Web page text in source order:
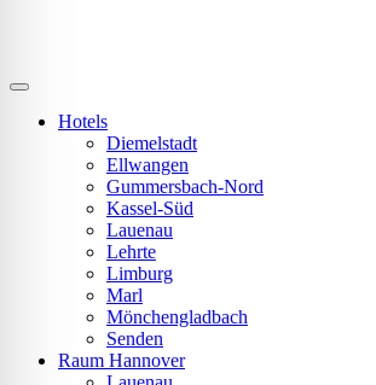
Hotels
Diemelstadt
Ellwangen
Gummersbach-Nord
Kassel-Süd
Lauenau
Lehrte
Limburg
Marl
Mönchengladbach
Senden
Raum Hannover